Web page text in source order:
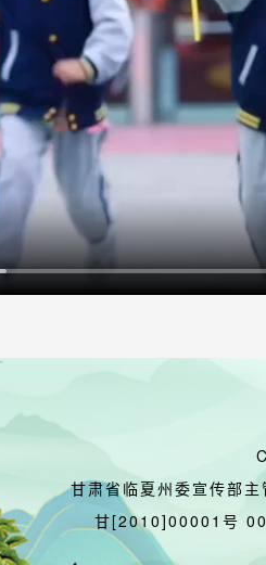
甘肃省临夏州委宣传部主
甘[2010]00001号